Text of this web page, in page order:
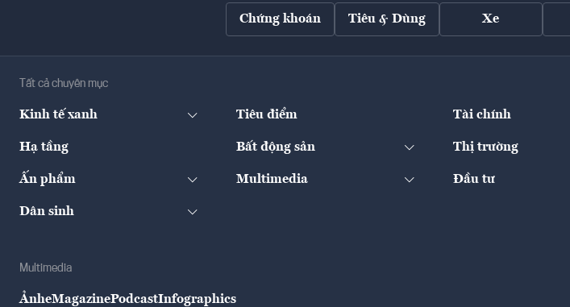
Chứng khoán Tiêu & Dùng Xe
Tất cả chuyên mục
Kinh tế xanh Tiêu điểm Tài chính
Hạ tầng Bất động sản Thị trường
Ấn phẩm Multimedia Đầu tư
Dân sinh
Multimedia
ẢnheMagazinePodcastInfographics